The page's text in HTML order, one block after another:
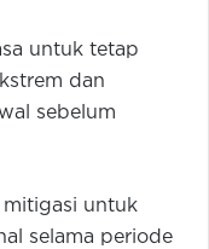
untuk tetap
dan
sebelum
mitigasi untuk
selama periode